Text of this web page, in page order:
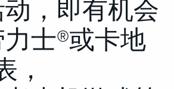
，即有机会
士®或卡地
，